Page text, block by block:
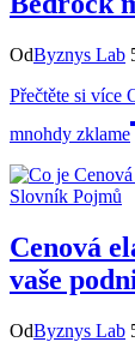
OdByznys Lab
Přečtěte si více
mnohdy zklame
Slovník Pojmů
Cenová
vaše
OdByznys Lab